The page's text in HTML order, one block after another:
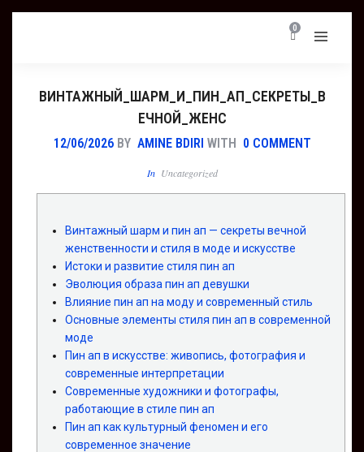
0
ВИНТАЖНЫЙ_ШАРМ_И_ПИН_АП_СЕКРЕТЫ_В
ЕЧНОЙ_ЖЕНС
12/06/2026 BY AMINE BDIRI WITH 0 COMMENT
In Uncategorized
Винтажный шарм и пин ап — секреты вечной
женственности и стиля в моде и искусстве
Истоки и развитие стиля пин ап
Эволюция образа пин ап девушки
Влияние пин ап на моду и современный стиль
Основные элементы стиля пин ап в современной
моде
Пин ап в искусстве: живопись, фотография и
современные интерпретации
Современные художники и фотографы,
работающие в стиле пин ап
Пин ап как культурный феномен и его
современное значение